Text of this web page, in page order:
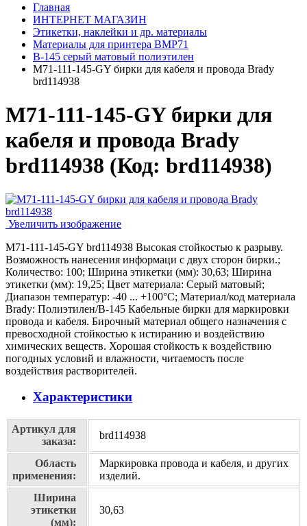
Главная
ИНТЕРНЕТ МАГАЗИН
Этикетки, наклейки и др. материалы
Материалы для принтера BMP71
B-145 серый матовый полиэтилен
M71-111-145-GY бирки для кабеля и провода Brady
brd114938
M71-111-145-GY бирки для
кабеля и провода Brady
brd114938 (Код: brd114938)
Увеличить изображение
M71-111-145-GY brd114938 Высокая стойкостью к разрыву.
Возможность нанесения информаци с двух сторон бирки.;
Количество: 100; Ширина этикетки (мм): 30,63; Ширина
этикетки (мм): 19,25; Цвет материала: Серый матовый;
Диапазон температур: -40 ... +100°С; Материал/код материала
Brady: Полиэтилен/В-145 Кабельные бирки для маркировки
провода и кабеля. Бирочный материал общего назначения с
превосходной стойкостью к истиранию и воздействию
химических веществ. Хорошая стойкость к воздействию
погодных условий и влажности, читаемость после
воздействия растворителей.
Характеристики
Артикул для
заказа:
brd114938
Область
применения:
Маркировка провода и кабеля, и других
изделий.
Ширина
этикетки
(мм):
30,63